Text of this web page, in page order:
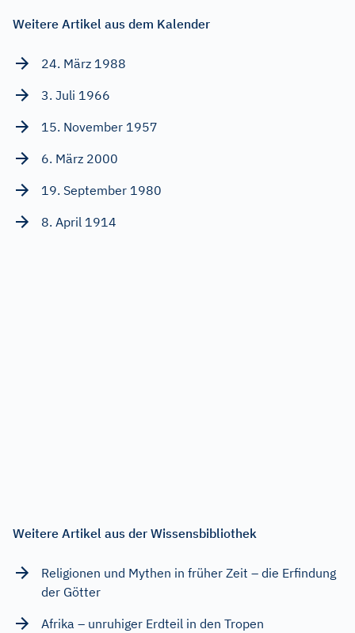
Weitere Artikel aus dem Kalender
24. März 1988
3. Juli 1966
15. November 1957
6. März 2000
19. September 1980
8. April 1914
Weitere Artikel aus der Wissensbibliothek
Religionen und Mythen in früher Zeit – die Erfindung
der Götter
Afrika – unruhiger Erdteil in den Tropen